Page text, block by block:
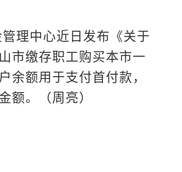
理中心近日发布《关于
市缴存职工购买本市一
余额用于支付首付款，
额。（周亮）